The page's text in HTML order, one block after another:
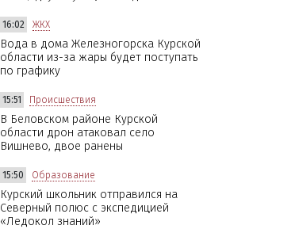
16:02 ЖКХ
Вода в дома Железногорска Курской
области из-за жары будет поступать
по графику
15:51 Происшествия
В Беловском районе Курской
области дрон атаковал село
Вишнево, двое ранены
15:50 Образование
Курский школьник отправился на
Северный полюс с экспедицией
«Ледокол знаний»